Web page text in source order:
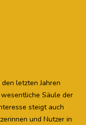
letzten Jahren
Säule der
steigt auch
und Nutzer in